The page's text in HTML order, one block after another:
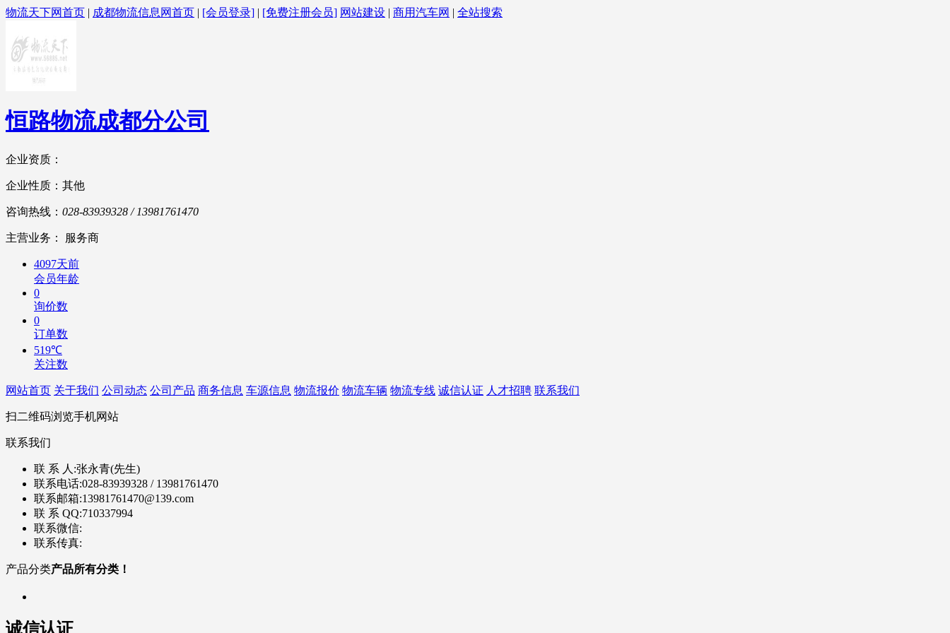
物流天下网首页 | 成都物流信息网首页 | [会员登录] | [免费注册会员] 网站建设 | 商用汽车网 | 全站搜索
恒路物流成都分公司
企业资质：
企业性质：其他
咨询热线： 028-83939328 / 13981761470
主营业务： 服务商
4097天前
会员年龄
0
询价数
0
订单数
519℃
关注数
网站首页 关于我们 公司动态 公司产品 商务信息 车源信息 物流报价 物流车辆 物流专线 诚信认证 人才招聘 联系我们
扫二维码浏览手机网站
联系我们
联 系 人:张永青(先生)
联系电话:028-83939328 / 13981761470
联系邮箱:13981761470@139.com
联 系 QQ:710337994
联系微信:
联系传真:
产品分类产品所有分类！
诚信认证